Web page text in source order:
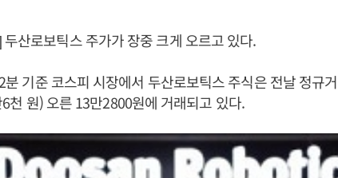
산로보틱스 주가가 장중 크게 오르고 있다.
기준 코스피 시장에서 두산로보틱스 주식은 전날 정규
천 원) 오른 13만2800원에 거래되고 있다.